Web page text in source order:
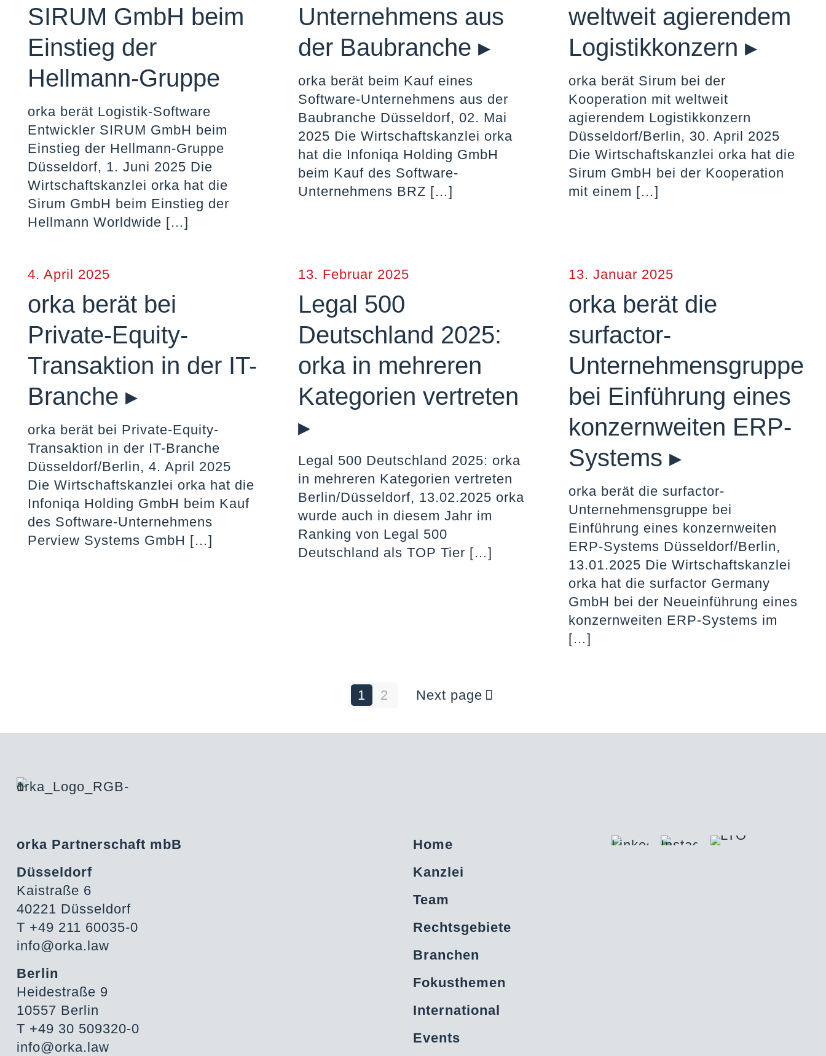
SIRUM GmbH beim
Einstieg der
Hellmann-Gruppe
orka berät Logistik-Software
Entwickler SIRUM GmbH beim
Einstieg der Hellmann-Gruppe
Düsseldorf, 1. Juni 2025 Die
Wirtschaftskanzlei orka hat die
Sirum GmbH beim Einstieg der
Hellmann Worldwide […]
Unternehmens aus
der Baubranche ▸
orka berät beim Kauf eines
Software-Unternehmens aus der
Baubranche Düsseldorf, 02. Mai
2025 Die Wirtschaftskanzlei orka
hat die Infoniqa Holding GmbH
beim Kauf des Software-
Unternehmens BRZ […]
weltweit agierendem
Logistikkonzern ▸
orka berät Sirum bei der
Kooperation mit weltweit
agierendem Logistikkonzern
Düsseldorf/Berlin, 30. April 2025
Die Wirtschaftskanzlei orka hat die
Sirum GmbH bei der Kooperation
mit einem […]
4. April 2025
orka berät bei
Private-Equity-
Transaktion in der IT-
Branche ▸
orka berät bei Private-Equity-
Transaktion in der IT-Branche
Düsseldorf/Berlin, 4. April 2025
Die Wirtschaftskanzlei orka hat die
Infoniqa Holding GmbH beim Kauf
des Software-Unternehmens
Perview Systems GmbH […]
13. Februar 2025
Legal 500
Deutschland 2025:
orka in mehreren
Kategorien vertreten
▸
Legal 500 Deutschland 2025: orka
in mehreren Kategorien vertreten
Berlin/Düsseldorf, 13.02.2025 orka
wurde auch in diesem Jahr im
Ranking von Legal 500
Deutschland als TOP Tier […]
13. Januar 2025
orka berät die
surfactor-
Unternehmensgruppe
bei Einführung eines
konzernweiten ERP-
Systems ▸
orka berät die surfactor-
Unternehmensgruppe bei
Einführung eines konzernweiten
ERP-Systems Düsseldorf/Berlin,
13.01.2025 Die Wirtschaftskanzlei
orka hat die surfactor Germany
GmbH bei der Neueinführung eines
konzernweiten ERP-Systems im
[…]
1 2 Next page
orka Partnerschaft mbB
Düsseldorf
Kaistraße 6
40221 Düsseldorf
T +49 211 60035-0
info@orka.law
Berlin
Heidestraße 9
10557 Berlin
T +49 30 509320-0
info@orka.law
Home
Kanzlei
Team
Rechtsgebiete
Branchen
Fokusthemen
International
Events